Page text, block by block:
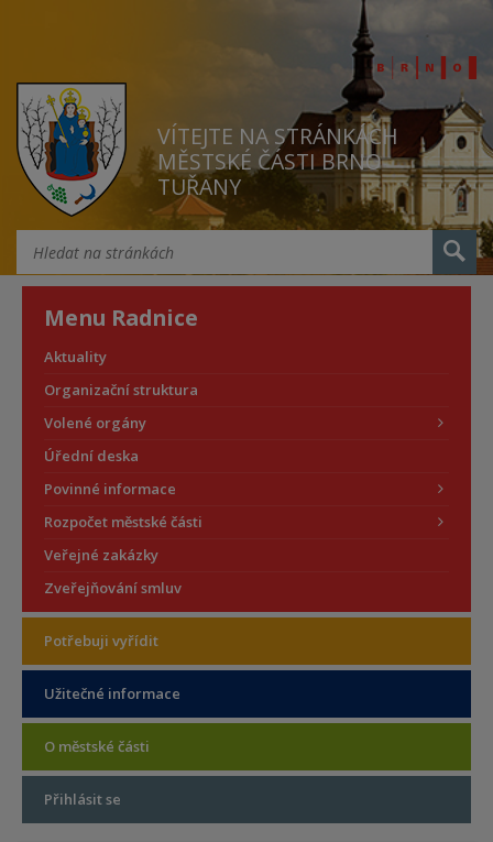
VÍTEJTE NA STRÁNKÁCH
MĚSTSKÉ ČÁSTI BRNO
TUŘANY
Menu Radnice
Aktuality
Organizační struktura
Volené orgány
Úřední deska
Povinné informace
Rozpočet městské části
Veřejné zakázky
Zveřejňování smluv
Potřebuji vyřídit
Užitečné informace
O městské části
Přihlásit se